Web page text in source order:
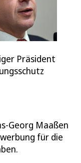
Präsident
Georg Maaßen
für die